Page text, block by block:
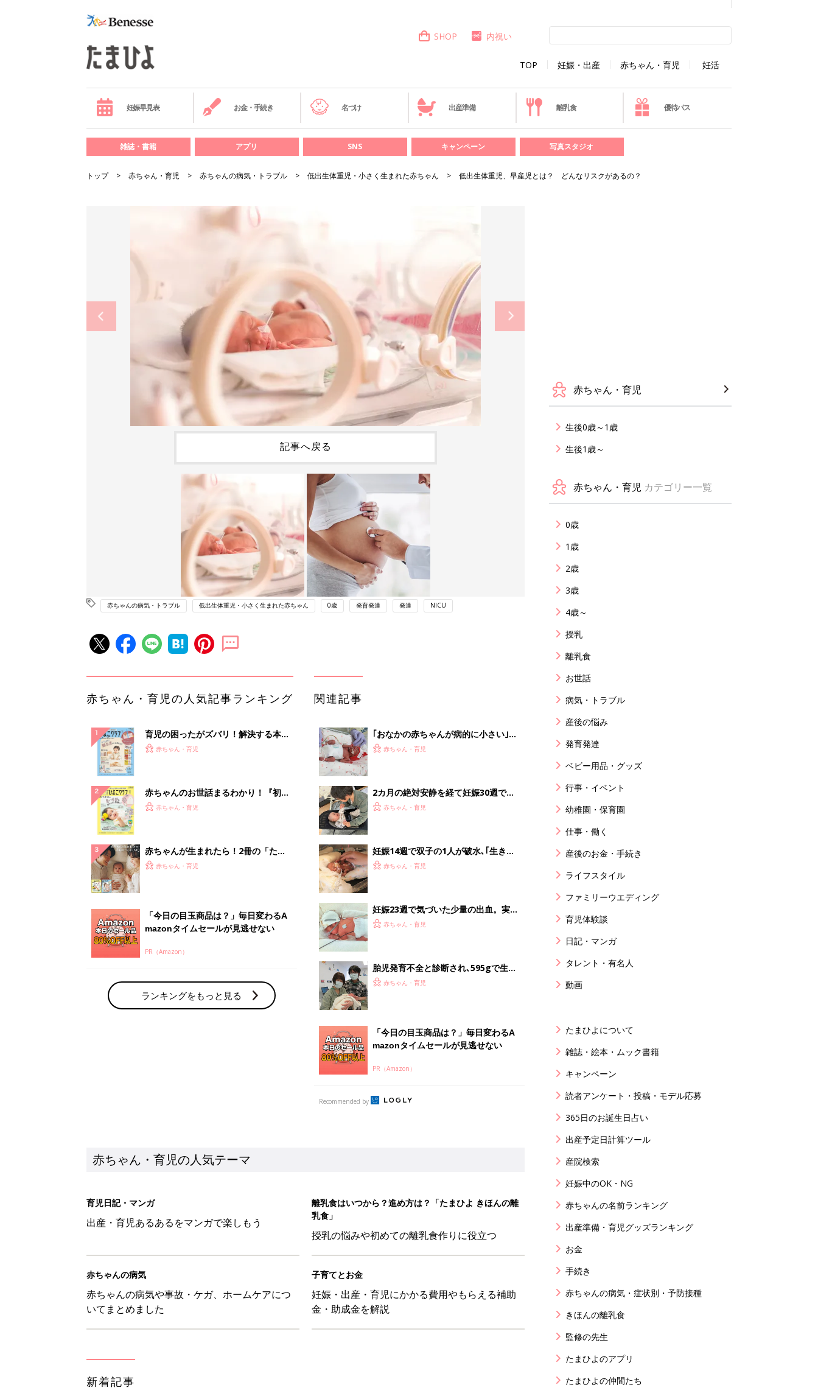
TOP 妊娠・出産 赤ちゃん・育児 妊活
SHOP 内祝い
妊娠早見表 お金・手続き 名づけ 出産準備 離乳食 優待パス
雑誌・書籍 アプリ SNS キャンペーン 写真スタジオ
トップ 赤ちゃん・育児 赤ちゃんの病気・トラブル 低出生体重児・小さく生まれた赤ちゃん 低出生体重児、早産児とは？ どんなリスクがあるの？
記事へ戻る
赤ちゃんの病気・トラブル 低出生体重児・小さく生まれた赤ちゃん 0歳 発育発達 発達 NICU
赤ちゃん・育児の人気記事ランキング
育児の困ったがズバリ！解決する本
『ひよこクラブ 秋号』 4カ月～2才
赤ちゃん・育児
赤ちゃんのお世話まるわかり！『初め
てのひよこクラブ 夏号』〈巻頭大特
赤ちゃん・育児
赤ちゃんが生まれたら！2冊の「たま
ひよ」
赤ちゃん・育児
「今日の目玉商品は？」毎日変わるA
mazonタイムセールが見逃せない
PR（Amazon）
ランキングをもっと見る
関連記事
｢おなかの赤ちゃんが病的に小さい｣
と､突然言われて入院｡妊娠28週で生ま
赤ちゃん・育児
2カ月の絶対安静を経て妊娠30週で第
3子を出産、子宮を全摘出。娘には
赤ちゃん・育児
妊娠14週で双子の1人が破水､｢生きら
れないだろう｣と言われて絶望も｡23週
赤ちゃん・育児
妊娠23週で気づいた少量の出血。実は
母体が危険な状態だった…。「絶対に
赤ちゃん・育児
胎児発育不全と診断され､595gで生ま
れた長女｡3歳で｢このままでは身長が
赤ちゃん・育児
「今日の目玉商品は？」毎日変わるA
mazonタイムセールが見逃せない
PR（Amazon）
Recommended by
赤ちゃん・育児の人気テーマ
育児日記・マンガ
出産・育児あるあるをマンガで楽しもう
離乳食はいつから？進め方は？「たまひよ きほんの離
乳食」
授乳の悩みや初めての離乳食作りに役立つ
赤ちゃんの病気
赤ちゃんの病気や事故・ケガ、ホームケアにつ
いてまとめました
子育てとお金
妊娠・出産・育児にかかる費用やもらえる補助
金・助成金を解説
新着記事
赤ちゃん・育児
生後0歳～1歳
生後1歳～
赤ちゃん・育児 カテゴリー一覧
0歳
1歳
2歳
3歳
4歳～
授乳
離乳食
お世話
病気・トラブル
産後の悩み
発育発達
ベビー用品・グッズ
行事・イベント
幼稚園・保育園
仕事・働く
産後のお金・手続き
ライフスタイル
ファミリーウエディング
育児体験談
日記・マンガ
タレント・有名人
動画
たまひよについて
雑誌・絵本・ムック書籍
キャンペーン
読者アンケート・投稿・モデル応募
365日のお誕生日占い
出産予定日計算ツール
産院検索
妊娠中のOK・NG
赤ちゃんの名前ランキング
出産準備・育児グッズランキング
お金
手続き
赤ちゃんの病気・症状別・予防接種
きほんの離乳食
監修の先生
たまひよのアプリ
たまひよの仲間たち